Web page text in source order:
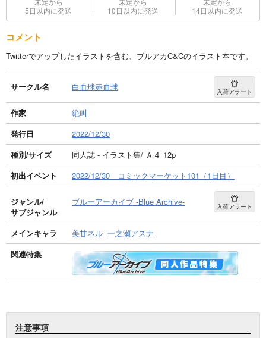
5日以内に発送
10日以内に発送
14日以内に発送
コメント
Twitterでアップしたイラストを含む、ブルアカC&Cのイラスト本です。
サークル名 白血球赤血球 入荷アラート
作家
絶叫
発行日
2022/12/30
種別/サイズ
同人誌 - イラスト集/ Ａ４ 12p
初出イベント
2022/12/30 コミックマーケット101（1日目）
ジャンル/
サブジャンル
ブルーアーカイブ -Blue Archive- 入荷アラート
メインキャラ 美甘ネル 一之瀬アスナ
関連特集
注意事項